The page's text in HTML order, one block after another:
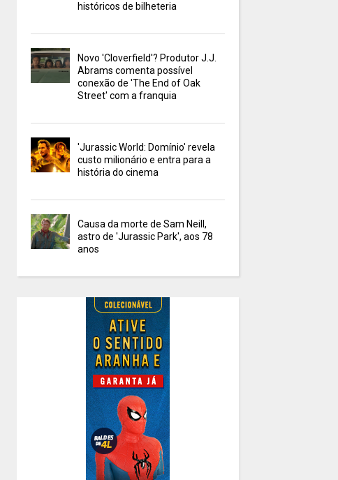
históricos de bilheteria
Novo 'Cloverfield'? Produtor J.J.
Abrams comenta possível
conexão de 'The End of Oak
Street' com a franquia
'Jurassic World: Domínio' revela
custo milionário e entra para a
história do cinema
Causa da morte de Sam Neill,
astro de 'Jurassic Park', aos 78
anos